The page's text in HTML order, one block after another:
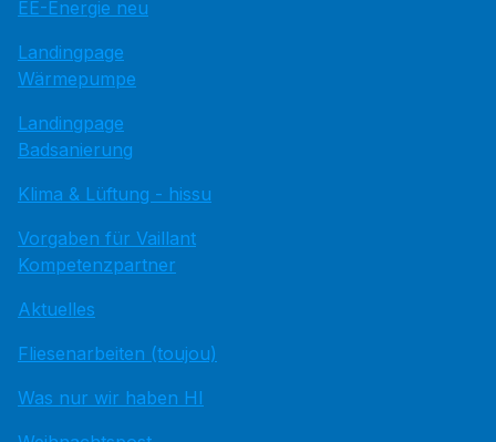
EE-Energie neu
Landingpage
Wärmepumpe
Landingpage
Badsanierung
Klima & Lüftung - hissu
Vorgaben für Vaillant
Kompetenzpartner
Aktuelles
Fliesenarbeiten (toujou)
Was nur wir haben HI